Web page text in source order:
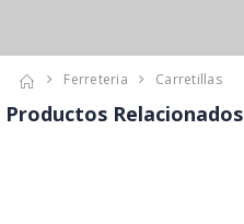
Ferreteria Carretillas
Productos Relacionados